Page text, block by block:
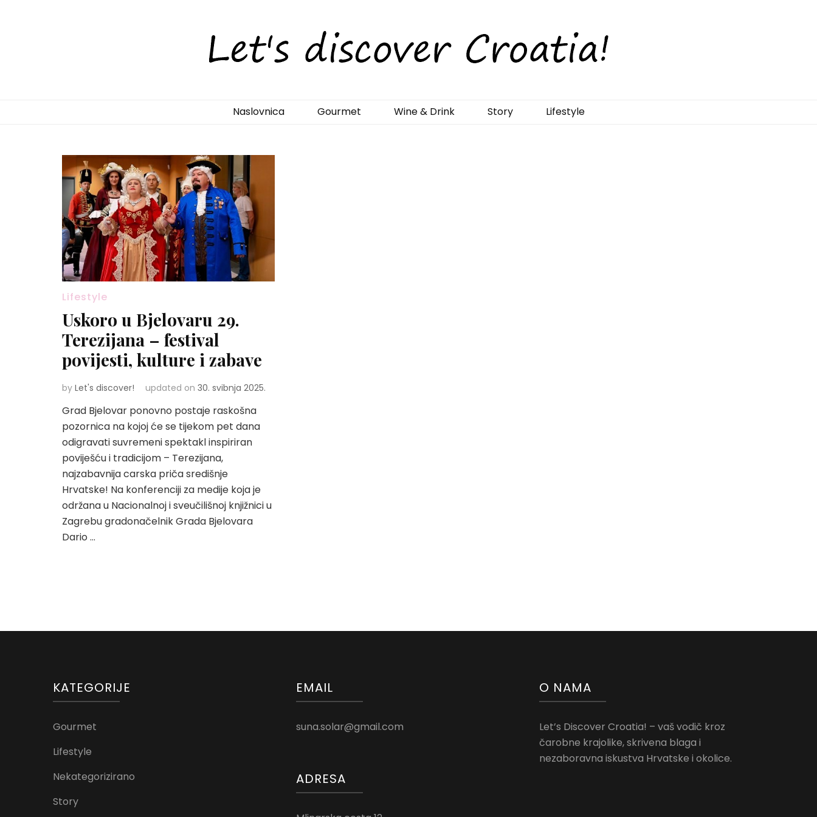
LetsDiscoverCroatia
Naslovnica Gourmet Wine & Drink Story Lifestyle
Lifestyle
Uskoro u Bjelovaru 29.
Terezijana – festival
povijesti, kulture i zabave
by Let's discover! updated on 30. svibnja 2025.
Grad Bjelovar ponovno postaje raskošna
pozornica na kojoj će se tijekom pet dana
odigravati suvremeni spektakl inspiriran
poviješću i tradicijom – Terezijana,
najzabavnija carska priča središnje
Hrvatske! Na konferenciji za medije koja je
održana u Nacionalnoj i sveučilišnoj knjižnici u
Zagrebu gradonačelnik Grada Bjelovara
Dario …
KATEGORIJE
Gourmet
Lifestyle
Nekategorizirano
Story
EMAIL
suna.solar@gmail.com
ADRESA
O NAMA
Let’s Discover Croatia! – vaš vodič kroz
čarobne krajolike, skrivena blaga i
nezaboravna iskustva Hrvatske i okolice.